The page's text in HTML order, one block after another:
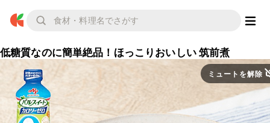
低糖質なのに簡単絶品！ほっこりおいしい 筑前煮
ミュートを解除